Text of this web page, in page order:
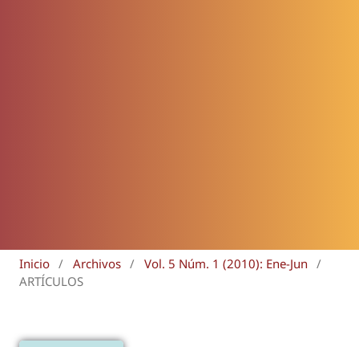
Inicio / Archivos / Vol. 5 Núm. 1 (2010): Ene-Jun
/
ARTÍCULOS